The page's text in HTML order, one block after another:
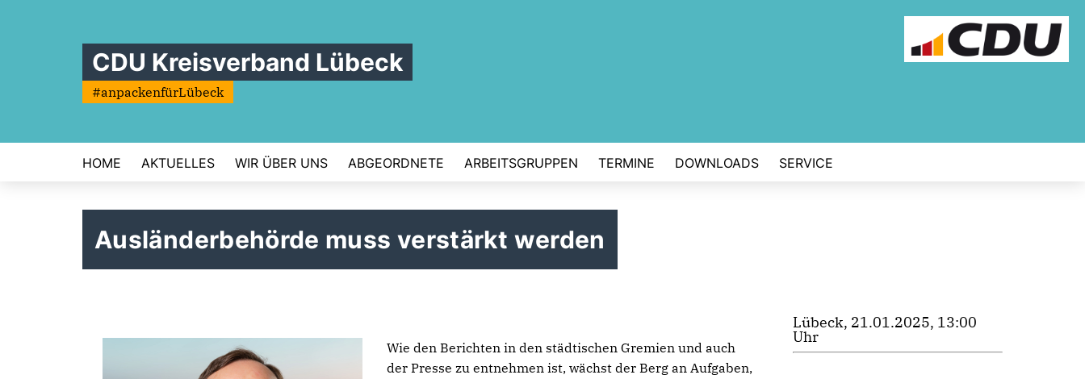
CDU Kreisverband Lübeck
#anpackenfürLübeck
HOME AKTUELLES WIR ÜBER UNS ABGEORDNETE ARBEITSGRUPPEN TERMINE DOWNLOADS SERVICE
Ausländerbehörde muss verstärkt werden
Wie den Berichten in den städtischen Gremien und auch
der Presse zu entnehmen ist, wächst der Berg an Aufgaben,
Lübeck, 21.01.2025, 13:00
Uhr